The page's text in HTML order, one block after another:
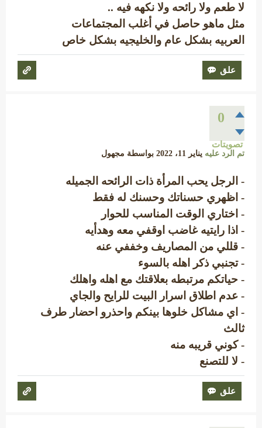
لا طعم ولا رائحه ولا نكهه فيه ..
مثل ماهو حاصل في أغلب المجتماعات
العربيه بشكل عام والخليجيه بشكل خاص
0
تصويتات
تم الرد عليه يناير 11، 2022 بواسطة مجهول
- الرجل يحب المرأة ذات الرائحه الجميله
- اظهري حسناتك وحسنك له فقط
- اختاري الوقت المناسب للحوار
- اذا رايتيه غاضب اوقفي معه وهدأيه
- قللي من المصاريف وخففي عنه
- تجنبي ذكر اهله بالسوء
- حياتكم مرتبطه بعلاقتك مع اهله واهلك
- عدم اطلاق اسرار البيت للرايح والجاي
- اي مشاكل خلوها بينكم واحذرو احضار طرف
ثالث
- كوني قريبه منه
- لا للتصنع